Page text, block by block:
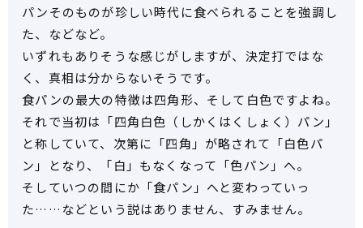
パンそのものが珍しい時代に食べられることを強調し
た、などなど。
いずれもありそうな感じがしますが、決定打ではな
く、真相は分からないそうです。
食パンの最大の特徴は四角形、そして白色ですよね。
それで当初は「四角白色（しかくはくしょく）パン」
と称していて、次第に「四角」が略されて「白色パ
ン」となり、「白」もなくなって「色パン」へ。
そしていつの間にか「食パン」へと変わっていっ
た……などという説はありません、すみません。